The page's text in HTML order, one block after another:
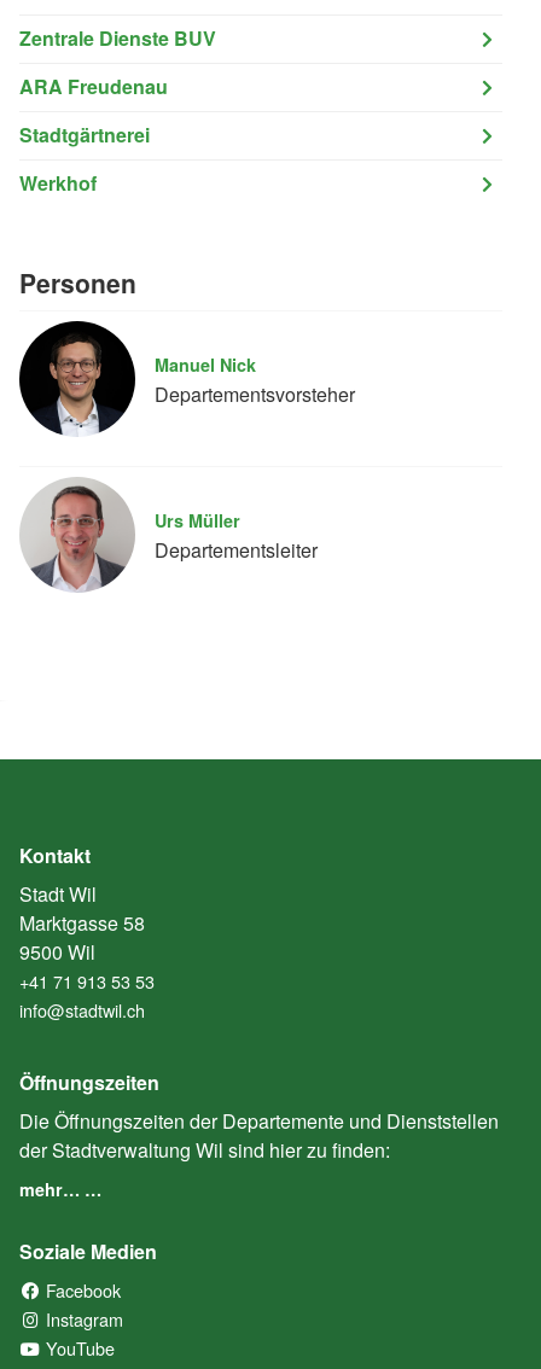
Zentrale Dienste BUV
ARA Freudenau
Stadtgärtnerei
Werkhof
Personen
Manuel Nick
Departementsvorsteher
Urs Müller
Departementsleiter
Kontakt
Stadt Wil
Marktgasse 58
9500 Wil
+41 71 913 53 53
info@stadtwil.ch
Öffnungszeiten
Die Öffnungszeiten der Departemente und Dienststellen
der Stadtverwaltung Wil sind hier zu finden:
mehr… …
Soziale Medien
Facebook
Instagram
YouTube